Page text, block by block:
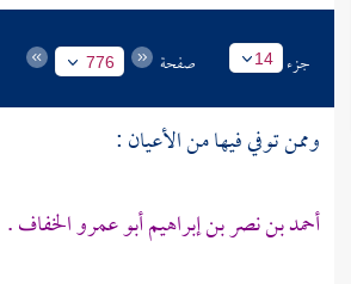
جزء 14 صفحة 776
وممن توفي فيها من الأعيان :
أحمد بن نصر بن إبراهيم أبو عمرو الخفاف .